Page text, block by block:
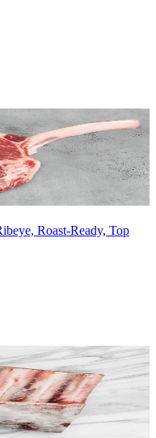
Roast-Ready, Top